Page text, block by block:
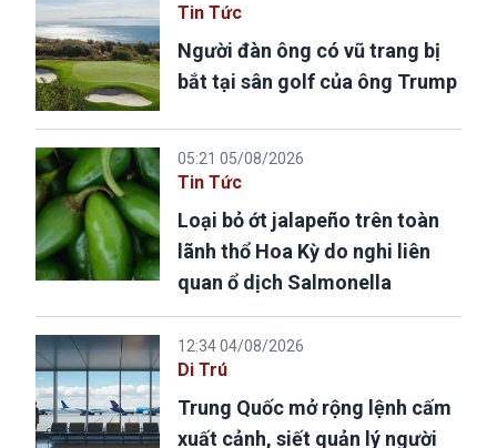
Tin Tức
Người đàn ông có vũ trang bị
bắt tại sân golf của ông Trump
05:21 05/08/2026
Tin Tức
Loại bỏ ớt jalapeño trên toàn
lãnh thổ Hoa Kỳ do nghi liên
quan ổ dịch Salmonella
12:34 04/08/2026
Di Trú
Trung Quốc mở rộng lệnh cấm
xuất cảnh, siết quản lý người